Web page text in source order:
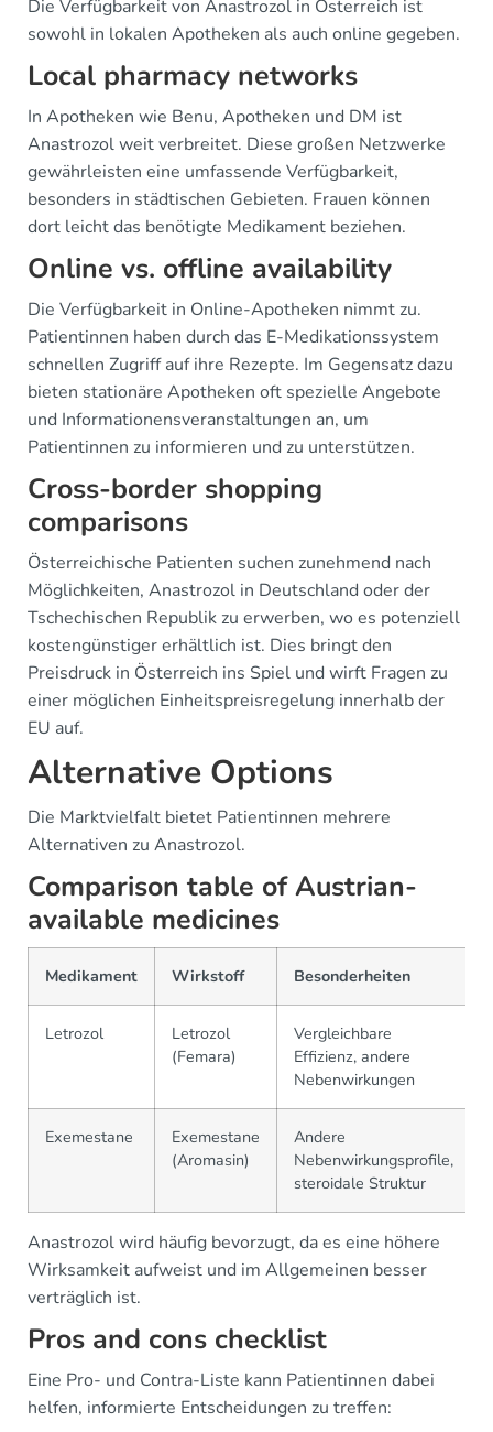
Die Verfügbarkeit von Anastrozol in Österreich ist
sowohl in lokalen Apotheken als auch online gegeben.
Local pharmacy networks
In Apotheken wie Benu, Apotheken und DM ist
Anastrozol weit verbreitet. Diese großen Netzwerke
gewährleisten eine umfassende Verfügbarkeit,
besonders in städtischen Gebieten. Frauen können
dort leicht das benötigte Medikament beziehen.
Online vs. offline availability
Die Verfügbarkeit in Online-Apotheken nimmt zu.
Patientinnen haben durch das E-Medikationssystem
schnellen Zugriff auf ihre Rezepte. Im Gegensatz dazu
bieten stationäre Apotheken oft spezielle Angebote
und Informationensveranstaltungen an, um
Patientinnen zu informieren und zu unterstützen.
Cross-border shopping
comparisons
Österreichische Patienten suchen zunehmend nach
Möglichkeiten, Anastrozol in Deutschland oder der
Tschechischen Republik zu erwerben, wo es potenziell
kostengünstiger erhältlich ist. Dies bringt den
Preisdruck in Österreich ins Spiel und wirft Fragen zu
einer möglichen Einheitspreisregelung innerhalb der
EU auf.
Alternative Options
Die Marktvielfalt bietet Patientinnen mehrere
Alternativen zu Anastrozol.
Comparison table of Austrian-
available medicines
Medikament Wirkstoff Besonderheiten
Letrozol
Letrozol
(Femara)
Vergleichbare
Effizienz, andere
Nebenwirkungen
Exemestane
Exemestane
(Aromasin)
Andere
Nebenwirkungsprofile,
steroidale Struktur
Anastrozol wird häufig bevorzugt, da es eine höhere
Wirksamkeit aufweist und im Allgemeinen besser
verträglich ist.
Pros and cons checklist
Eine Pro- und Contra-Liste kann Patientinnen dabei
helfen, informierte Entscheidungen zu treffen: